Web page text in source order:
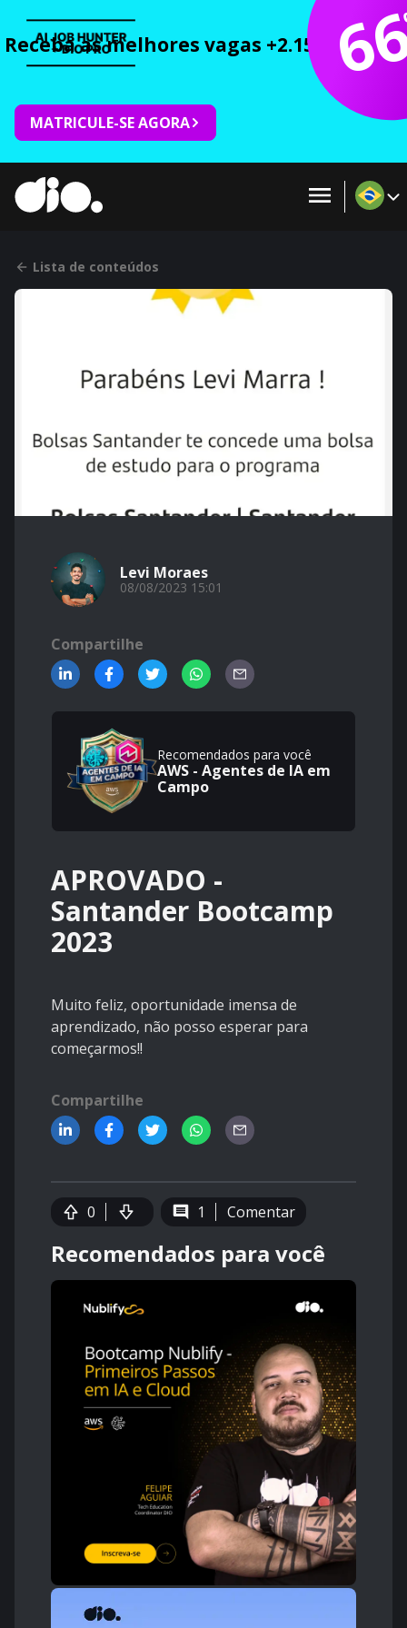
Receba as melhores vagas +2.150 cursos
MATRICULE-SE AGORA
Lista de conteúdos
Levi Moraes
08/08/2023 15:01
Compartilhe
Recomendados para você
AWS - Agentes de IA em
Campo
APROVADO -
Santander Bootcamp
2023
Muito feliz, oportunidade imensa de
aprendizado, não posso esperar para
começarmos!!
Compartilhe
0 1 Comentar
Recomendados para você